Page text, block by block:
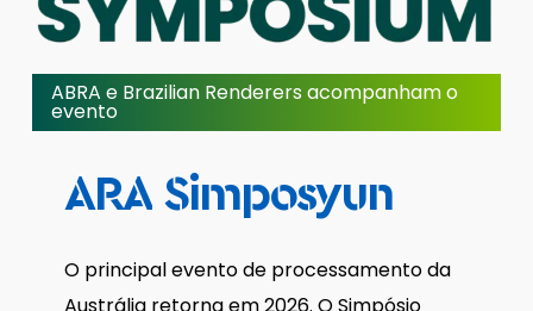
ABRA e Brazilian Renderers acompanham o
evento
ARA Simposyun
O principal evento de processamento da
Austrália retorna em 2026. O Simpósio